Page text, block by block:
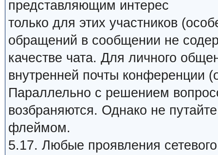
представляющим интерес
только для этих участников
обращений в сообщении не
качестве чата. Для личного
внутренней почты конференции
Параллельно с решением
возбраняются. Однако не
флеймом.
5.17. Любые проявления